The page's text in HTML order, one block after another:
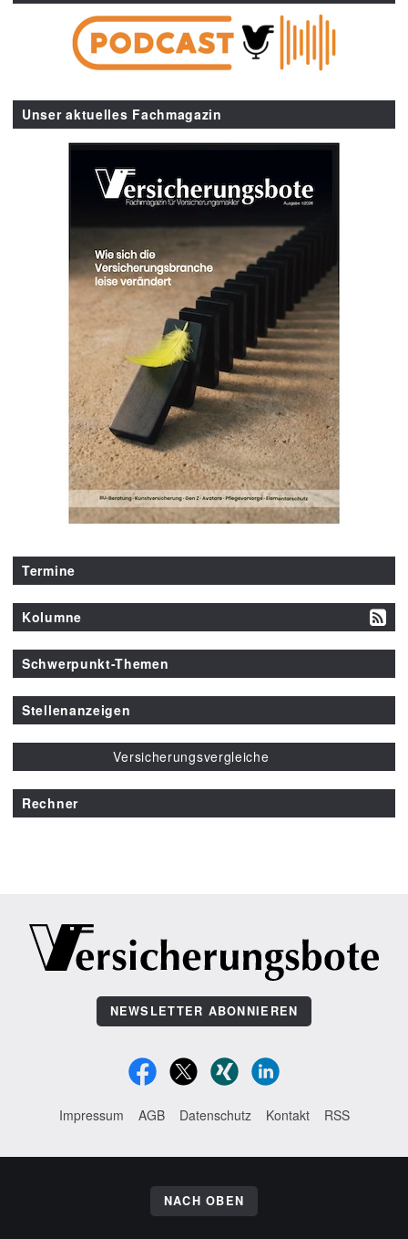
Unser aktuelles Fachmagazin
Termine
Kolumne
Schwerpunkt-Themen
Stellenanzeigen
Versicherungsvergleiche
Rechner
NEWSLETTER ABONNIEREN
Impressum AGB Datenschutz Kontakt RSS
NACH OBEN